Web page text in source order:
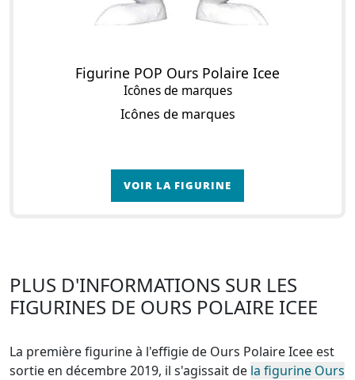
Figurine POP Ours Polaire Icee
Icônes de marques
Icônes de marques
VOIR LA FIGURINE
PLUS D'INFORMATIONS SUR LES
FIGURINES DE OURS POLAIRE ICEE
La première figurine à l'effigie de Ours Polaire Icee est
sortie en décembre 2019, il s'agissait de la figurine Ours